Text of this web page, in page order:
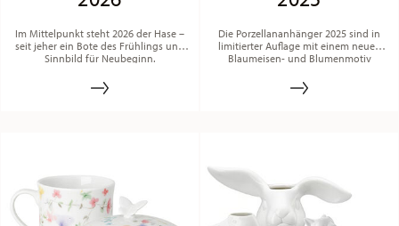
Im Mittelpunkt steht 2026 der Hase –
seit jeher ein Bote des Frühlings und
Sinnbild für Neubeginn.
Die Porzellananhänger 2025 sind in
limitierter Auflage mit einem neuen
Blaumeisen- und Blumenmotiv